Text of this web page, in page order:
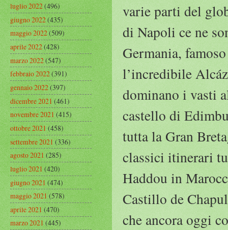
varie parti del
di Napoli ce ne
Germania,
l’incredibile
dominano i vasti
castello di
tutta la Gran
classici itinerari
Haddou in
Castillo de
che ancora oggi
luglio 2022(496)
giugno 2022(435)
maggio 2022(509)
aprile 2022(428)
marzo 2022(547)
febbraio 2022(391)
gennaio 2022(397)
dicembre 2021(461)
novembre 2021(415)
ottobre 2021(458)
settembre 2021(336)
agosto 2021(285)
luglio 2021(420)
giugno 2021(474)
maggio 2021(578)
aprile 2021(470)
marzo 2021(445)